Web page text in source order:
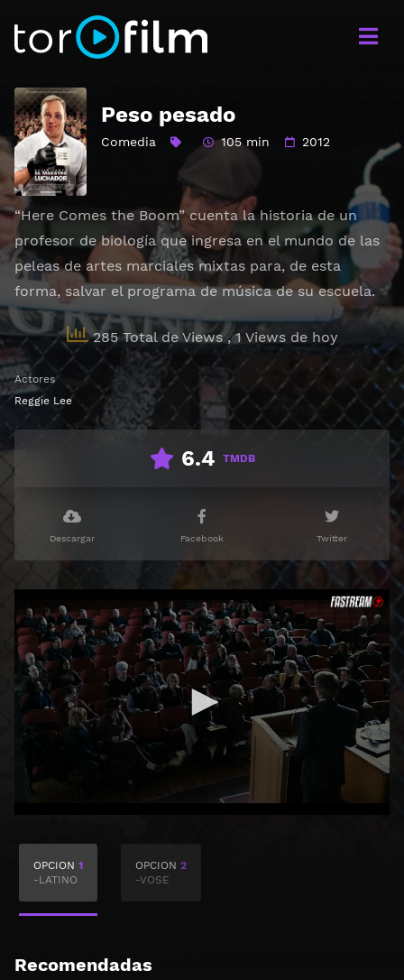
Peso pesado
Comedia 105 min 2012
“Here Comes the Boom” cuenta la historia de un
profesor de biología que ingresa en el mundo de las
peleas de artes marciales mixtas para, de esta
forma, salvar el programa de música de su escuela.
285 Total de Views, 1 Views de hoy
Actores
Reggie Lee
6.4 TMDB
Descargar Facebook Twitter
OPCION 1
-LATINO
OPCION 2
-VOSE
Recomendadas